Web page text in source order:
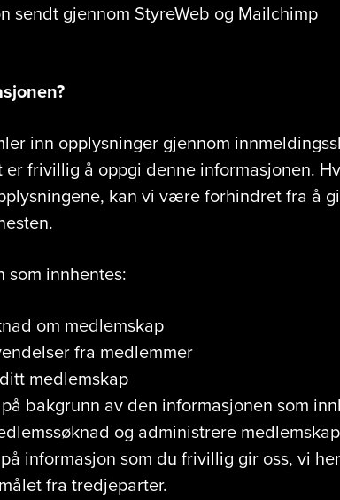
sendt gjennom StyreWeb og Mailchimp
inn opplysninger gjennom
frivillig å oppgi denne informasjonen.
kan vi være forhindret fra å
som innhentes:
om medlemskap
fra medlemmer
medlemskap
bakgrunn av den informasjonen som
og administrere
informasjon som du frivillig gir oss, vi
fra tredjeparter.